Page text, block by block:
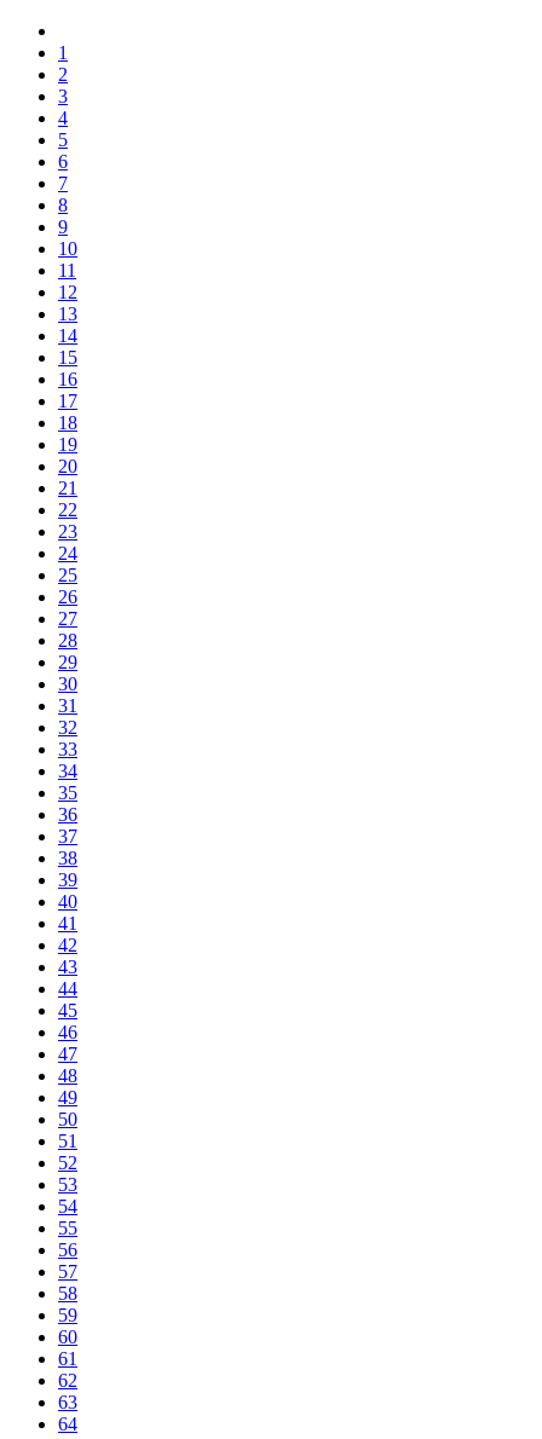
1
2
3
4
5
6
7
8
9
10
11
12
13
14
15
16
17
18
19
20
21
22
23
24
25
26
27
28
29
30
31
32
33
34
35
36
37
38
39
40
41
42
43
44
45
46
47
48
49
50
51
52
53
54
55
56
57
58
59
60
61
62
63
64